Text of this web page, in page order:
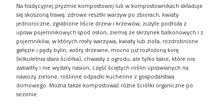
Na tradycyjnej pryzmie kompostowej lub w kompostownikach składuje
się skoszoną trawę, zdrowe resztki warzyw po zbiorach, kwiaty
jednoroczne, zgrabione liście drzew i krzewów, zużyte podłoża z
upraw pojemnikowych spod osłon, ziemię ze skrzynek balkonowych i z
pojemników, w których rosły warzywa, kwiaty lub zioła, rozdrobnione
gałęzie i pędy bylin, wióry drzewne, mocno już rozłożoną korę
(kilkuletnia stara ściółka), chwasty z ogrodu, ale tylko takie, które nie
zakwitły i nie wydały nasion, część ściętych roślin uprawianych na
nawozy zielone, roślinne odpadki kuchenne z gospodarstwa
domowego. Można także kompostować różne ściółki organiczne po
sezonie.